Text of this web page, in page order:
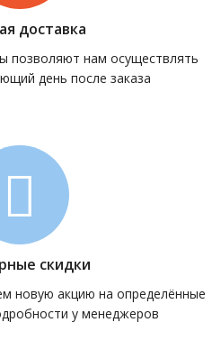
доставка
позволяют нам осуществлять
день после заказа
скидки
новую акцию на определённые
у менеджеров